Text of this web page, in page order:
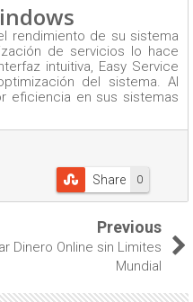
rendimiento de su sistema
de servicios lo hace
intuitiva, Easy Service
del sistema. Al
eficiencia en sus sistemas
0
Share
Previous
Dinero Online sin Limites
Mundial